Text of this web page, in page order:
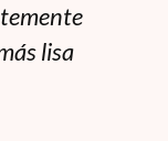
lisa